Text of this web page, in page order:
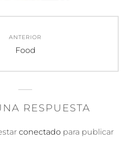
ANTERIOR
Entrada
Food
RESPUESTA
conectado para publicar